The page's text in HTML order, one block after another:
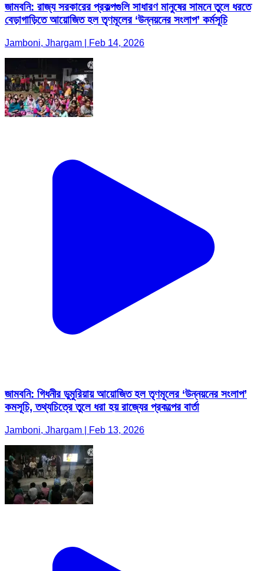
জামবনি: রাজ্য সরকারের প্রকল্পগুলি সাধারণ মানুষের সামনে তুলে ধরতে
বেড়াগাড়িতে আয়োজিত হল তৃণমূলের ‘উন্নয়নের সংলাপ’ কর্মসূচি
Jamboni, Jhargam | Feb 14, 2026
জামবনি: গিধনীর ডুমুরিয়ায় আয়োজিত হল তৃণমূলের ‘উন্নয়নের সংলাপ’
কমসূচি, তথ্যচিত্রে তুলে ধরা হয় রাজ্যের প্রকল্পের বার্তা
Jamboni, Jhargam | Feb 13, 2026